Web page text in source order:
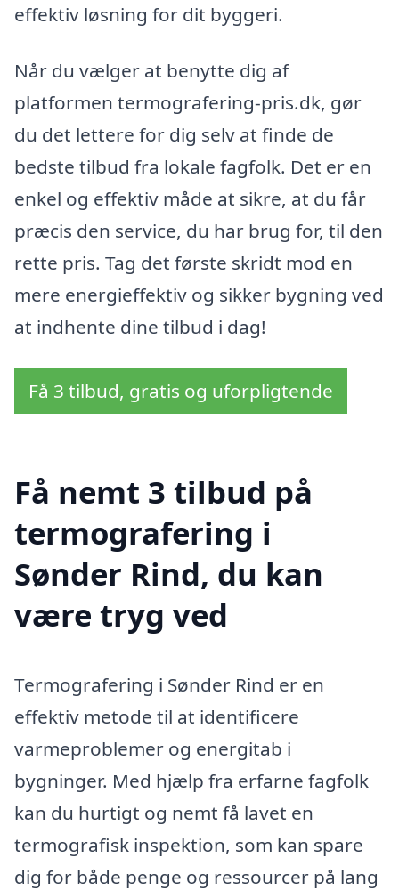
effektiv løsning for dit byggeri.
Når du vælger at benytte dig af
platformen termografering-pris.dk, gør
du det lettere for dig selv at finde de
bedste tilbud fra lokale fagfolk. Det er en
enkel og effektiv måde at sikre, at du får
præcis den service, du har brug for, til den
rette pris. Tag det første skridt mod en
mere energieffektiv og sikker bygning ved
at indhente dine tilbud i dag!
Få 3 tilbud, gratis og uforpligtende
Få nemt 3 tilbud på
termografering i
Sønder Rind, du kan
være tryg ved
Termografering i Sønder Rind er en
effektiv metode til at identificere
varmeproblemer og energitab i
bygninger. Med hjælp fra erfarne fagfolk
kan du hurtigt og nemt få lavet en
termografisk inspektion, som kan spare
dig for både penge og ressourcer på lang